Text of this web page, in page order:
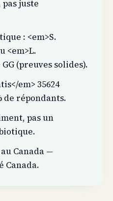
pas juste
: <em>S.
<em>L.
(preuves solides).
em> 35624
de répondants.
pas un
Canada —
Canada.